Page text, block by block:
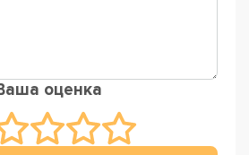
оценка